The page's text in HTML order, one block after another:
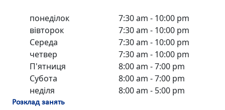
понеділок
7:30 am - 10:00 pm
вівторок
7:30 am - 10:00 pm
Середа
7:30 am - 10:00 pm
четвер
7:30 am - 10:00 pm
П'ятниця
8:00 am - 7:00 pm
Субота
8:00 am - 7:00 pm
неділя
8:00 am - 5:00 pm
Розклад занять